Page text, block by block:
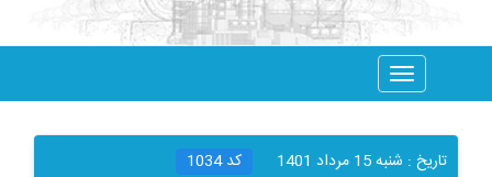
تاریخ : شنبه 15 مرداد 1401 کد1034